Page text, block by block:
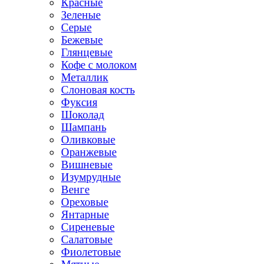
Зеленые
Серые
Бежевые
Глянцевые
Кофе с молоком
Металлик
Слоновая кость
Фуксия
Шоколад
Шампань
Оливковые
Оранжевые
Вишневые
Изумрудные
Венге
Ореховые
Янтарные
Сиреневые
Салатовые
Фиолетовые